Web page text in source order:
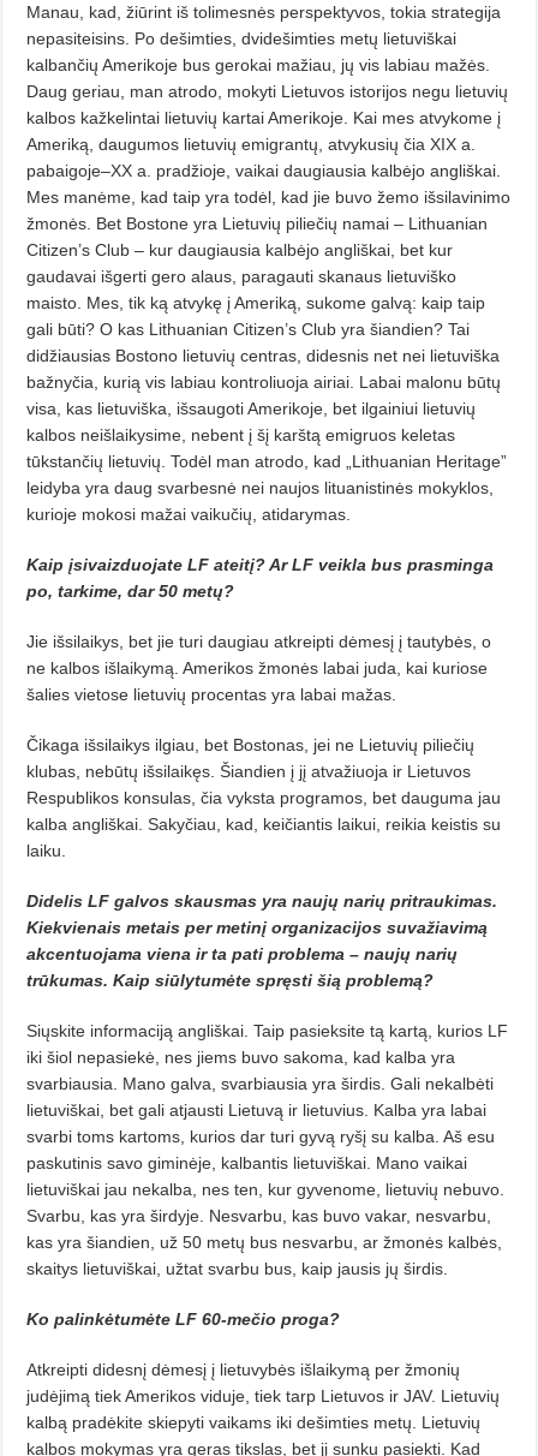
Manau, kad, žiūrint iš tolimesnės perspektyvos, tokia strategija
ne­pasiteisins. Po dešimties, dvidešim­ties metų lietuviškai
kalbančių Ame­rikoje bus gerokai mažiau, jų vis labiau mažės.
Daug geriau, man atrodo, mokyti Lietuvos istorijos negu lietuvių
kalbos kažkelintai lietuvių kartai Ame­rikoje. Kai mes atvykome į
Ame­riką, daugumos lietuvių emigrantų, atvykusių čia XIX a.
pabaigoje–XX a. pradžioje, vaikai daugiausia kalbėjo angliškai.
Mes manėme, kad taip yra todėl, kad jie buvo žemo išsilavinimo
žmonės. Bet Bostone yra Lietuvių piliečių namai – Lithuanian
Citizen’s Club – kur daugiausia kalbėjo ang­liškai, bet kur
gaudavai išgerti gero alaus, paragauti skanaus lietuviško
maisto. Mes, tik ką atvykę į Ameriką, sukome galvą: kaip taip
gali būti? O kas Lithuanian Citizen’s Club yra šiandien? Tai
didžiausias Bostono lie­tuvių centras, didesnis net nei lietuviška
bažnyčia, kurią vis labiau kontroliuoja airiai. Labai malonu būtų
visa, kas lietuviška, išsaugoti Ame­ri­koje, bet ilgainiui lietuvių
kalbos ne­išlaikysime, nebent į šį karštą emigruos keletas
tūkstančių lietuvių. Todėl man atrodo, kad „Lithuanian Heritage”
leidyba yra daug svarbesnė nei naujos lituanistinės mokyklos,
kurioje mokosi mažai vaikučių, ati­darymas.
Kaip įsivaizduojate LF ateitį? Ar LF veikla bus prasminga
po, tarkime, dar 50 metų?
Jie išsilaikys, bet jie turi daugiau atkreipti dėmesį į tautybės, o
ne kalbos išlaikymą. Amerikos žmonės la­bai juda, kai kuriose
šalies vietose lietuvių procentas yra labai mažas.
Čikaga išsilaikys ilgiau, bet Bosto­nas, jei ne Lietuvių piliečių
klubas, nebūtų išsilaikęs. Šiandien į jį atvažiuoja ir Lietuvos
Respublikos konsu­las, čia vyksta programos, bet dauguma jau
kalba angliškai. Sakyčiau, kad, keičiantis laikui, reikia keistis su
laiku.
Didelis LF galvos skausmas yra naujų narių pritraukimas.
Kiekvienais metais per metinį organizacijos suvažiavimą
akcentuojama viena ir ta pati problema – naujų narių
trūkumas. Kaip siūlytumėte spręsti šią problemą?
Siųskite informaciją angliškai. Taip pasieksite tą kartą, kurios LF
iki šiol nepasiekė, nes jiems buvo sa­koma, kad kalba yra
svarbiausia. Ma­no galva, svarbiausia yra širdis. Gali nekalbėti
lietuviškai, bet gali atjausti Lietuvą ir lietuvius. Kalba yra labai
svarbi toms kartoms, kurios dar turi gyvą ryšį su kalba. Aš esu
paskutinis savo giminėje, kalbantis lietuviškai. Mano vaikai
lietuviškai jau nekalba, nes ten, kur gyvenome, lietuvių nebu­vo.
Svarbu, kas yra širdyje. Nesvar­bu, kas buvo vakar, nesvarbu,
kas yra šiandien, už 50 metų bus nesvarbu, ar žmonės kalbės,
skaitys lietuviškai, už­tat svarbu bus, kaip jausis jų širdis.
Ko palinkėtumėte LF 60-mečio proga?
Atkreipti didesnį dėmesį į lietuvybės išlaikymą per žmonių
judėjimą tiek Amerikos viduje, tiek tarp Lie­tuvos ir JAV. Lietuvių
kalbą pradė­ki­te skiepyti vaikams iki dešimties metų. Lietuvių
kalbos mokymas yra geras tikslas, bet jį sunku pasiekti. Kad